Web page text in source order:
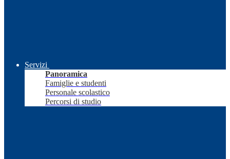
Servizi
Panoramica
Famiglie e studenti
Personale scolastico
Percorsi di studio